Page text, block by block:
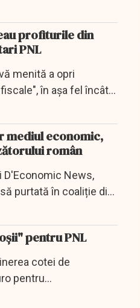
profiturile din
PNL
menită a opri
în aşa fel încât
mediul economic,
român
D'Economic News,
purtată în coaliție din
pentru PNL
cotei de
pentru